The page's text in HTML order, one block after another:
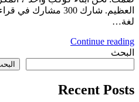
لغة…
Continue reading
البحث
Recent Posts